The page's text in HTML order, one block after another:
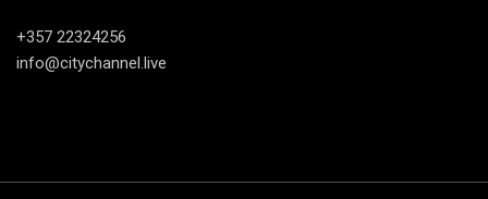
+357 22324256
info@citychannel.live